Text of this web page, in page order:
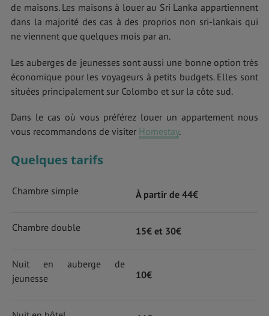
de maisons. Les maisons à louer au Sri Lanka appartiennent
dans la majorité des cas à des proprios non sri-lankais qui
ne viennent que quelques mois par an.
Les auberges de jeunesses sont aussi une bonne option très
économique pour les voyageurs à petits budgets. Elles sont
situées principalement sur Colombo et sur la côte sud.
Dans le cas où vous préférez louer un appartement nous
vous recommandons de visiter Homestay.
Quelques tarifs
Chambre simple À partir de 44€
Chambre double 15€ et 30€
Nuit en auberge de
jeunesse
10€